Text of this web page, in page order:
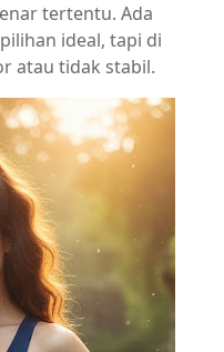
tertentu. Ada
ideal, tapi di
atau tidak stabil.